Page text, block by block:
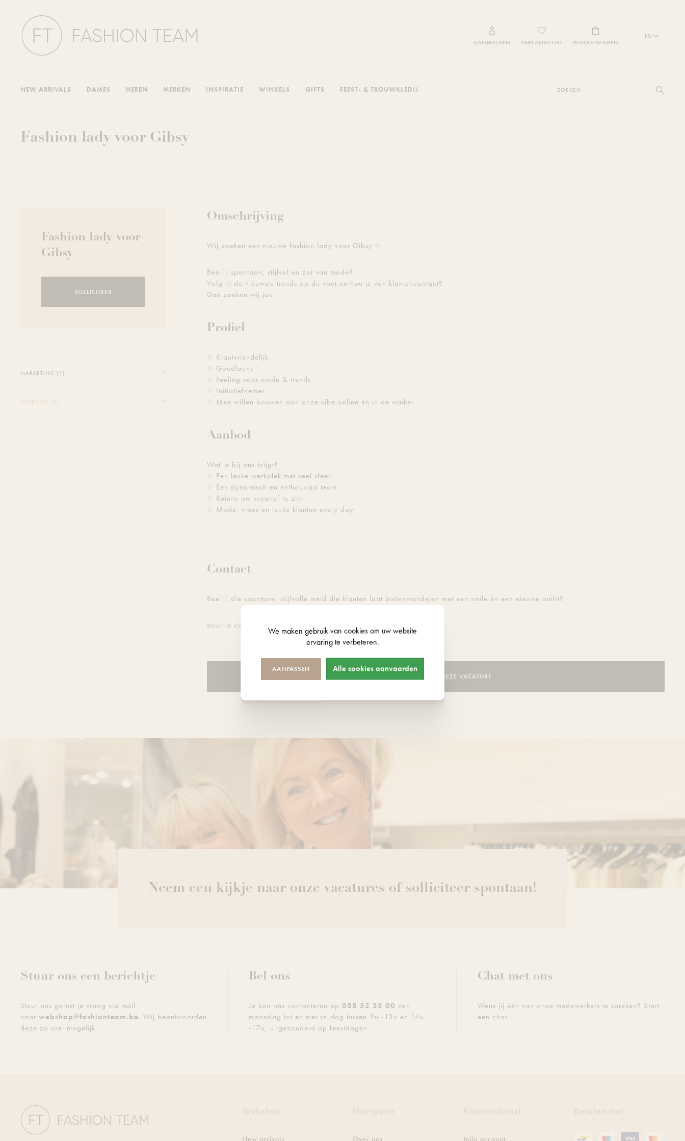
AANMELDEN VERLANGLIJST WINKELWAGEN
NL
NEW ARRIVALS DAMES HEREN MERKEN INSPIRATIE WINKELS GIFTS FEEST- & TROUWKLEDIJ Toon
Fashion lady voor Gibsy
Fashion lady voor
Gibsy
SOLLICITEER
MARKETING (1)
Omschrijving
Wij zoeken een nieuwe fashion lady voor Gibsy ✨
Ben jij spontaan, stijlvol en zot van mode?
Volg jij de nieuwste trends op de voet en hou je van klantencontact?
Dan zoeken wij jou
Profiel
✨ Klantvriendelijk
✨ Goedlachs
✨ Feeling voor mode & trends
✨ Initiatiefnemer
✨ Mee willen bouwen aan onze vibe online én in de winkel
Aanbod
Wat je bij ons krijgt?
✨ Een leuke werkplek met veel sfeer
✨ Een dynamisch en enthousiast team
✨ Ruimte om creatief te zijn
✨ Mode, vibes en leuke klanten every day
Contact
Ben jij die spontane, stijlvolle meid die klanten laat buitenwandelen met een smile én een nieuwe outfit?
stuur je cv met foto naar eveline@fashionteam.be
SOLLICITEER VOOR DEZE VACATURE
Neem een kijkje naar onze vacatures of solliciteer spontaan!
Stuur ons een berichtje
Stuur ons gerust je vraag via mail
naar webshop@fashionteam.be. Wij beantwoorden
deze zo snel mogelijk.
Bel ons
Je kan ons contacteren op058 52 35 00 van
maandag tot en met vrijdag tussen 9u -13u en 14u
-17u, uitgezonderd op feestdagen.
Chat met ons
Wens jij één van onze medewerkers te spreken? Start
een chat.
New arrivals Over ons Mijn account
We maken gebruik van cookies om uw website
ervaring te verbeteren.
AANPASSEN Alle cookies aanvaarden